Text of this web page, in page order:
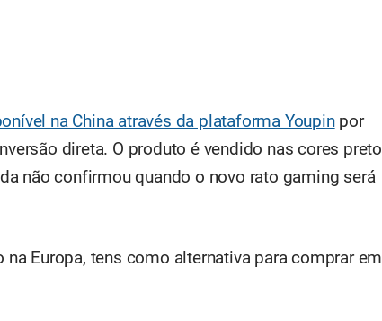
na China através da plataforma Youpinpor
direta. O produto é vendido nas cores preto
não confirmou quando o novo rato gaming será
na Europa, tens como alternativa para comprar em